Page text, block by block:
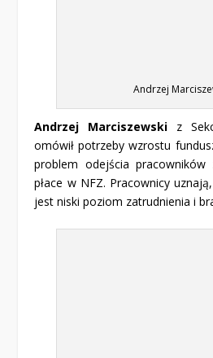
Andrzej
Andrzej Marciszewski z
omówił potrzeby wzrostu
problem odejścia
płace w NFZ. Pracownicy
jest niski poziom zatrudnienia i